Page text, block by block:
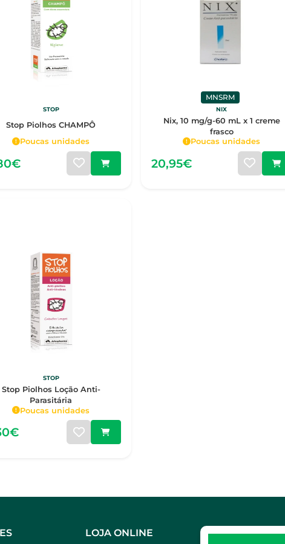
STOP
Stop Piolhos CHAMPÔ
Poucas unidades
MNSRM
NIX
Nix, 10 mg/g-60 mL x 1 creme
frasco
Poucas unidades
20,95€
STOP
Stop Piolhos Loção Anti-
Parasitária
Poucas unidades
LOJA ONLINE